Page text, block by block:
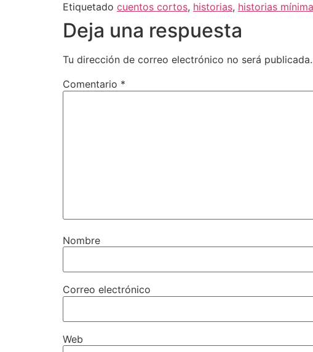
Etiquetado cuentos cortos, historias, historias
Deja una respuesta
Tu dirección de correo electrónico no será publicada.
Comentario *
Nombre
Correo electrónico
Web